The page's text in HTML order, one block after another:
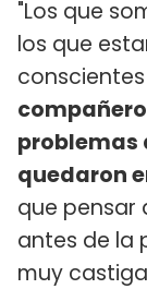
"Los que
los que
problemas
quedaron
que pensar
antes de la
muy